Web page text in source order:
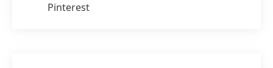
Pinterest